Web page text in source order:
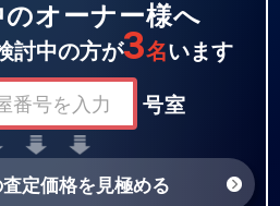
オーナー様へ
討中の方が3名います
号室
定価格を見極める